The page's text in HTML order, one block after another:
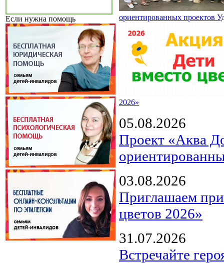
Если нужна помощь ориентированных проектов
2026»
05.08.2026
Проект «Аква
03.08.2026
Приглашаем
цветов 2026»
31.07.2026
Встречайте